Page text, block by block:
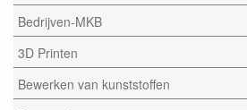
Bedrijven-MKB
3D Printen
Bewerken van kunststoffen